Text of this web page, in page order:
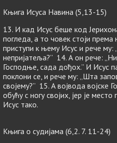
Књига Исуса Навина (5,13-15)
13. И кад Исус беше код
погледа, а то човек стоји
приступи к њему Исус и рече му:
непријатеља?” 14. А он рече:
Господње, сада дођох.” И Исус
поклони се, и рече му: „Шта
својему?” 15. А војвода војске
обућу с ногу својих, јер је
Исус тако.
Књига о судијама (6,2. 7. 11-24)